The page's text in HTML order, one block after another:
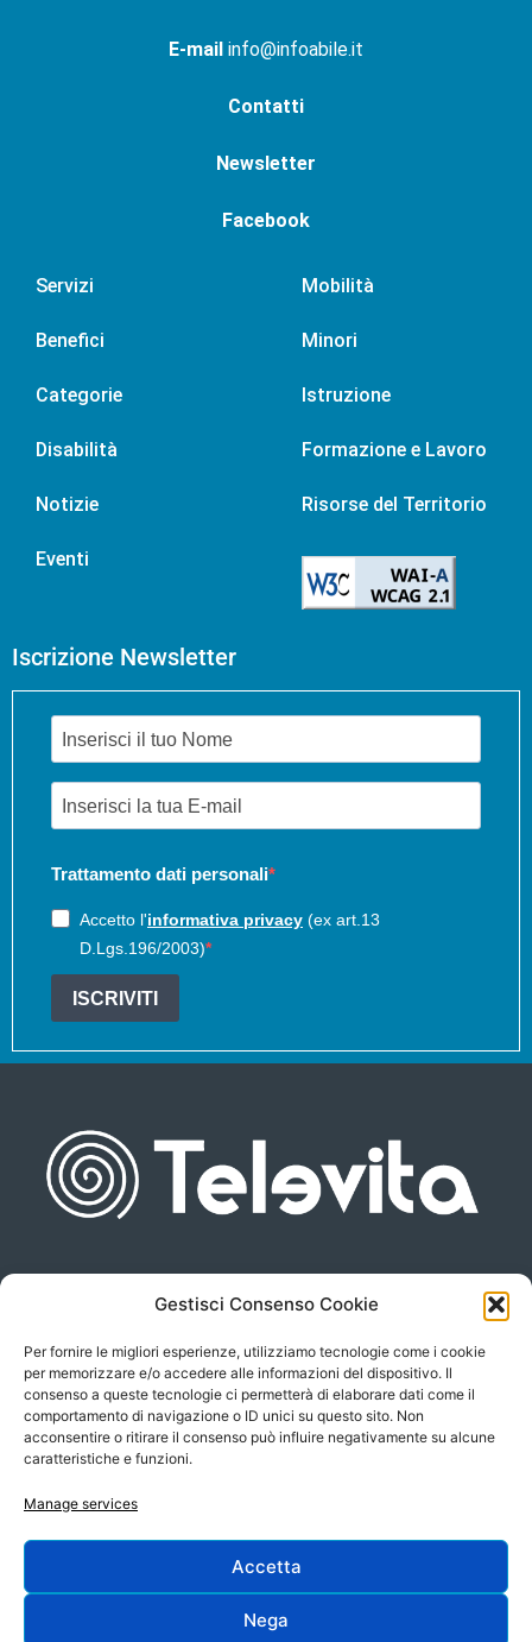
Gestisci Consenso Cookie
Per fornire le migliori esperienze, utilizziamo tecnologie come i cookie
per memorizzare e/o accedere alle informazioni del dispositivo. Il
consenso a queste tecnologie ci permetterà di elaborare dati come il
comportamento di navigazione o ID unici su questo sito. Non
acconsentire o ritirare il consenso può influire negativamente su alcune
caratteristiche e funzioni.
Manage services
Accetta
Nega
E-mail info@infoabile.it
Contatti
Newsletter
Facebook
Servizi
Benefici
Categorie
Disabilità
Notizie
Eventi
Mobilità
Minori
Istruzione
Formazione e Lavoro
Risorse del Territorio
Iscrizione Newsletter
Trattamento dati personali
Accetto l'informativa privacy (ex art.13
D.Lgs.196/2003)
ISCRIVITI
Piazza san Giovanni, 6
P.Iva 00566630323
info@televita.it
Progetto e sviluppo: